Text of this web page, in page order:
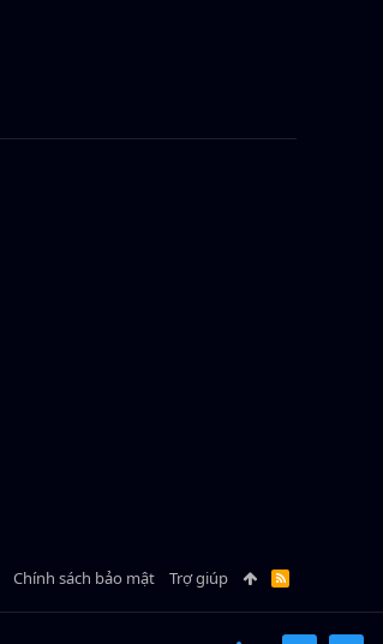
Chính sách bảo mật Trợ giúp
R
S
S